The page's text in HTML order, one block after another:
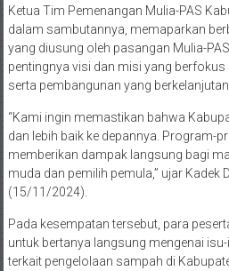
Ketua Tim Pemenangan Mulia-PAS
dalam sambutannya, memaparkan
yang diusung oleh pasangan Mulia-
pentingnya visi dan misi yang
serta pembangunan yang berkelanjutan.
“Kami ingin memastikan bahwa
dan lebih baik ke depannya. Program-
memberikan dampak langsung bagi
muda dan pemilih pemula,” ujar Kadek
(15/11/2024).
Pada kesempatan tersebut, para
untuk bertanya langsung mengenai
terkait pengelolaan sampah di